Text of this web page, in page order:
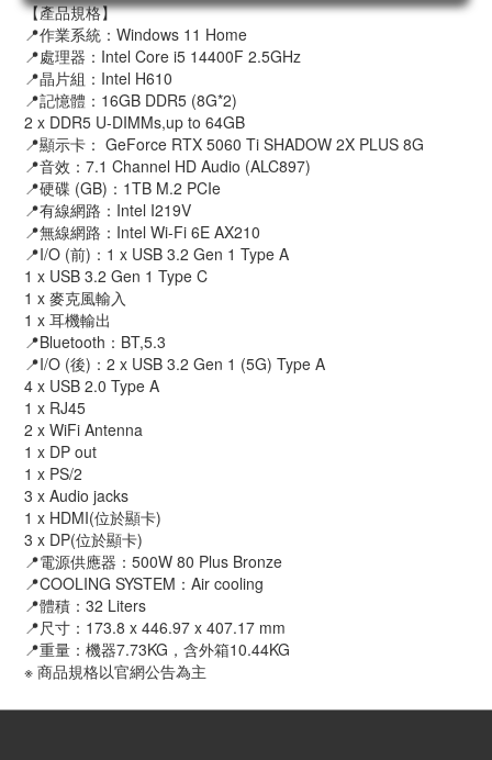
【產品規格】
📍作業系統：Windows 11 Home
📍處理器：Intel Core i5 14400F 2.5GHz
📍晶片組：Intel H610
📍記憶體：16GB DDR5 (8G*2)
2 x DDR5 U-DIMMs,up to 64GB
📍顯示卡： GeForce RTX 5060 Ti SHADOW 2X PLUS 8G
📍音效：7.1 Channel HD Audio (ALC897)
📍硬碟 (GB)：1TB M.2 PCIe
📍有線網路：Intel I219V
📍無線網路：Intel Wi-Fi 6E AX210
📍I/O (前)：1 x USB 3.2 Gen 1 Type A
1 x USB 3.2 Gen 1 Type C
1 x 麥克風輸入
1 x 耳機輸出
📍Bluetooth：BT,5.3
📍I/O (後)：2 x USB 3.2 Gen 1 (5G) Type A
4 x USB 2.0 Type A
1 x RJ45
2 x WiFi Antenna
1 x DP out
1 x PS/2
3 x Audio jacks
1 x HDMI(位於顯卡)
3 x DP(位於顯卡)
📍電源供應器：500W 80 Plus Bronze
📍COOLING SYSTEM：Air cooling
📍體積：32 Liters
📍尺寸：173.8 x 446.97 x 407.17 mm
📍重量：機器7.73KG，含外箱10.44KG
※ 商品規格以官網公告為主